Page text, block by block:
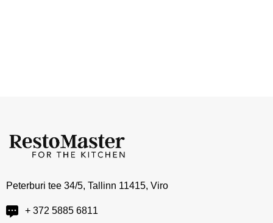
Peterburi tee 34/5, Tallinn 11415, Viro
+ 372 5885 6811